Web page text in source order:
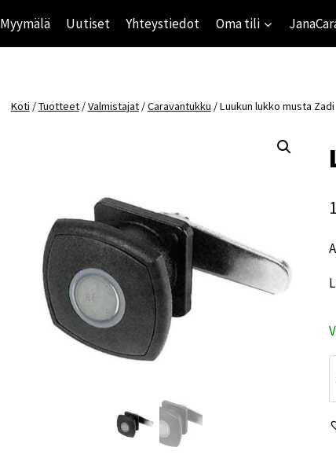
Myymälä Uutiset Yhteystiedot Oma tili
Koti /Tuotteet /Valmistajat /Caravantukku /Luukun lukko musta Zadi